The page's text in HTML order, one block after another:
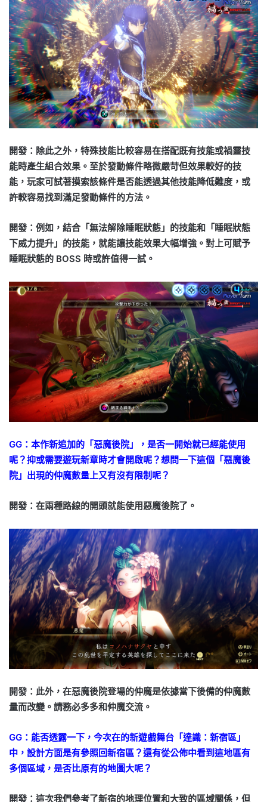
開發：除此之外，特殊技能比較容易在搭配既有技能或禍靈技
能時產生組合效果。至於發動條件略微嚴苛但效果較好的技
能，玩家可試著摸索該條件是否能透過其他技能降低難度，或
許較容易找到滿足發動條件的方法。
開發：例如，結合「無法解除睡眠狀態」的技能和「睡眠狀態
下威力提升」的技能，就能讓技能效果大幅增強。對上可賦予
睡眠狀態的 BOSS 時或許值得一試。
GG：本作新追加的「惡魔後院」，是否一開始就已經能使用
呢？抑或需要遊玩新章時才會開啟呢？想問一下這個「惡魔後
院」出現的仲魔數量上又有沒有限制呢？
開發：在兩種路線的開頭就能使用惡魔後院了。
開發：此外，在惡魔後院登場的仲魔是依據當下後備的仲魔數
量而改變。請務必多多和仲魔交流。
GG：能否透露一下，今次在的新遊戲舞台「達識：新宿區」
中，設計方面是有參照回新宿區？還有從公佈中看到這地區有
多個區域，是否比原有的地圖大呢？
開發：這次我們參考了新宿的地理位置和大致的區域關係，但